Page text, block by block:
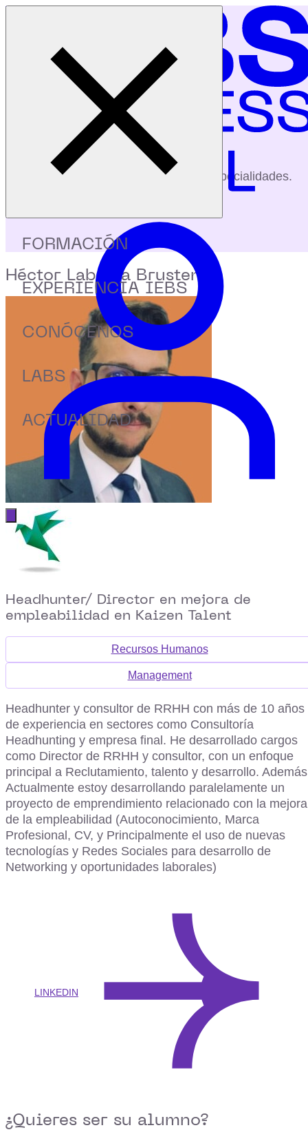
Abrir menú principal
FORMACIÓN
EXPERIENCIA IEBS
CONÓCENOS
LABS
ACTUALIDAD
Inicio
Profesores
Héctor Labarta Brustenga
profesores
Conoce a nuestros profesores y sus especialidades.
Héctor Labarta Brustenga
Headhunter/ Director en mejora de
empleabilidad en Kaizen Talent
Recursos Humanos
Management
Headhunter y consultor de RRHH con más de 10 años
de experiencia en sectores como Consultoría
Headhunting y empresa final. He desarrollado cargos
como Director de RRHH y consultor, con un enfoque
principal a Reclutamiento, talento y desarrollo. Además
Actualmente estoy desarrollando paralelamente un
proyecto de emprendimiento relacionado con la mejora
de la empleabilidad (Autoconocimiento, Marca
Profesional, CV, y Principalmente el uso de nuevas
tecnologías y Redes Sociales para desarrollo de
Networking y oportunidades laborales)
LINKEDIN
¿Quieres ser su alumno?